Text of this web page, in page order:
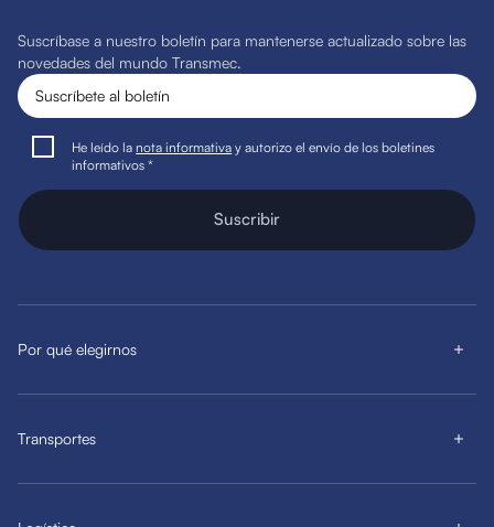
Suscríbase a nuestro boletín para mantenerse actualizado sobre las
novedades del mundo Transmec.
He leído lanota informativa y autorizo el envío de los boletines
informativos *
Suscribir
Por qué elegirnos
Transportes